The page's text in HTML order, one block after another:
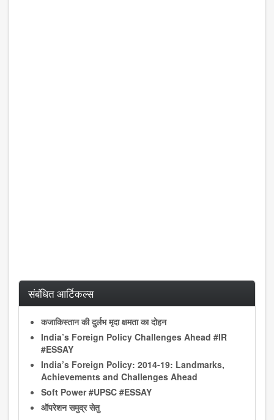
संबंधित आर्टिकल्स
कजाकिस्तान की दुर्लभ मृदा क्षमता का दोहन
India’s Foreign Policy Challenges Ahead #IR
#ESSAY
India’s Foreign Policy: 2014-19: Landmarks,
Achievements and Challenges Ahead
Soft Power #UPSC #ESSAY
ऑपरेशन समुद्र सेतु